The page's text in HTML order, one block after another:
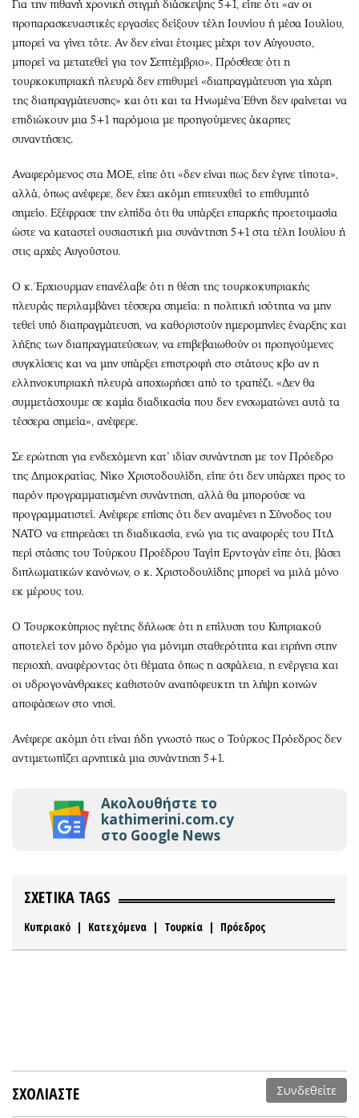
Για την πιθανή χρονική στιγμή διάσκεψης 5+1, είπε ότι «αν οι
προπαρασκευαστικές εργασίες δείξουν τέλη Ιουνίου ή μέσα Ιουλίου,
μπορεί να γίνει τότε. Αν δεν είναι έτοιμες μέχρι τον Αύγουστο,
μπορεί να μετατεθεί για τον Σεπτέμβριο». Πρόσθεσε ότι η
τουρκοκυπριακή πλευρά δεν επιθυμεί «διαπραγμάτευση για χάρη
της διαπραγμάτευσης» και ότι και τα Ηνωμένα Έθνη δεν φαίνεται να
επιδιώκουν μια 5+1 παρόμοια με προηγούμενες άκαρπες
συναντήσεις.
Αναφερόμενος στα ΜΟΕ, είπε ότι «δεν είναι πως δεν έγινε τίποτα»,
αλλά, όπως ανέφερε, δεν έχει ακόμη επιτευχθεί το επιθυμητό
σημείο. Εξέφρασε την ελπίδα ότι θα υπάρξει επαρκής προετοιμασία
ώστε να καταστεί ουσιαστική μια συνάντηση 5+1 στα τέλη Ιουλίου ή
στις αρχές Αυγούστου.
Ο κ. Έρχιουρμαν επανέλαβε ότι η θέση της τουρκοκυπριακής
πλευράς περιλαμβάνει τέσσερα σημεία: η πολιτική ισότητα να μην
τεθεί υπό διαπραγμάτευση, να καθοριστούν ημερομηνίες έναρξης και
λήξης των διαπραγματεύσεων, να επιβεβαιωθούν οι προηγούμενες
συγκλίσεις και να μην υπάρξει επιστροφή στο στάτους κβο αν η
ελληνοκυπριακή πλευρά αποχωρήσει από το τραπέζι. «Δεν θα
συμμετάσχουμε σε καμία διαδικασία που δεν ενσωματώνει αυτά τα
τέσσερα σημεία», ανέφερε.
Σε ερώτηση για ενδεχόμενη κατ’ ιδίαν συνάντηση με τον Πρόεδρο
της Δημοκρατίας, Νίκο Χριστοδουλίδη, είπε ότι δεν υπάρχει προς το
παρόν προγραμματισμένη συνάντηση, αλλά θα μπορούσε να
προγραμματιστεί. Ανέφερε επίσης ότι δεν αναμένει η Σύνοδος του
ΝΑΤΟ να επηρεάσει τη διαδικασία, ενώ για τις αναφορές του ΠτΔ
περί στάσης του Τούρκου Προέδρου Ταγίπ Ερντογάν είπε ότι, βάσει
διπλωματικών κανόνων, ο κ. Χριστοδουλίδης μπορεί να μιλά μόνο
εκ μέρους του.
Ο Τουρκοκύπριος ηγέτης δήλωσε ότι η επίλυση του Κυπριακού
αποτελεί τον μόνο δρόμο για μόνιμη σταθερότητα και ειρήνη στην
περιοχή, αναφέροντας ότι θέματα όπως η ασφάλεια, η ενέργεια και
οι υδρογονάνθρακες καθιστούν αναπόφευκτη τη λήψη κοινών
αποφάσεων στο νησί.
Ανέφερε ακόμη ότι είναι ήδη γνωστό πως ο Τούρκος Πρόεδρος δεν
αντιμετωπίζει αρνητικά μια συνάντηση 5+1.
Ακολουθήστε το
kathimerini.com.cy
στο Google News
ΣΧΕΤΙΚΑ TAGS
Κυπριακό | Κατεχόμενα | Τουρκία | Πρόεδρος
ΣΧΟΛΙΑΣΤΕ Συνδεθείτε